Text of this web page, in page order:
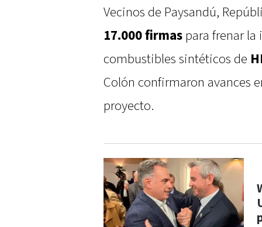
Vecinos de Paysandú,
17.000 firmas para frenar
combustibles sintéticos de
Colón confirmaron avances
proyecto.